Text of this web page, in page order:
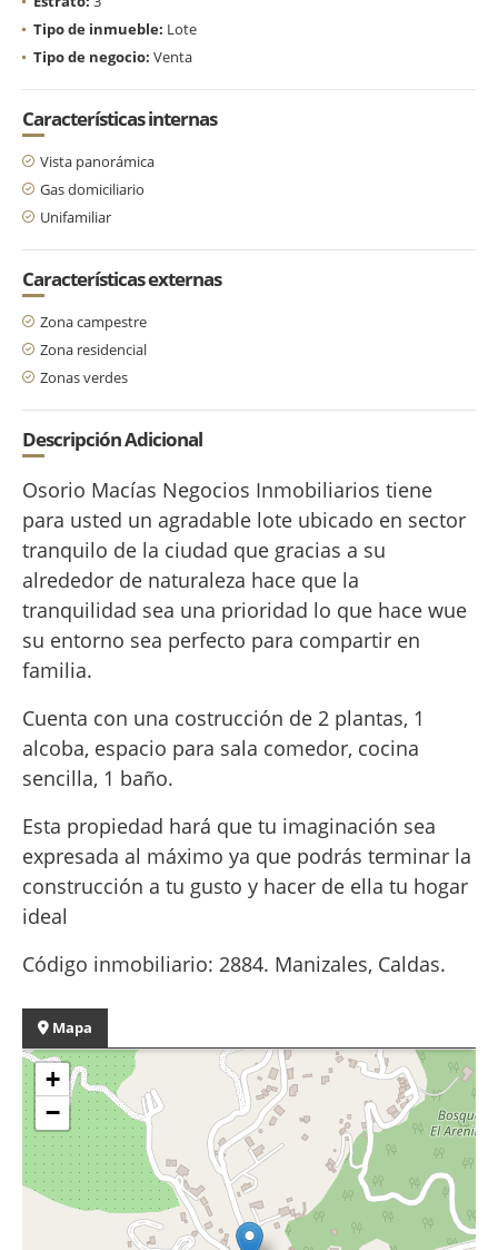
Tipo de inmueble: Lote
Tipo de negocio: Venta
Características internas
Vista panorámica
Gas domiciliario
Unifamiliar
Características externas
Zona campestre
Zona residencial
Zonas verdes
Descripción Adicional
Osorio Macías Negocios Inmobiliarios tiene
para usted un agradable lote ubicado en sector
tranquilo de la ciudad que gracias a su
alrededor de naturaleza hace que la
tranquilidad sea una prioridad lo que hace wue
su entorno sea perfecto para compartir en
familia.
Cuenta con una costrucción de 2 plantas, 1
alcoba, espacio para sala comedor, cocina
sencilla, 1 baño.
Esta propiedad hará que tu imaginación sea
expresada al máximo ya que podrás terminar la
construcción a tu gusto y hacer de ella tu hogar
ideal
Código inmobiliario: 2884. Manizales, Caldas.
Mapa
+
−